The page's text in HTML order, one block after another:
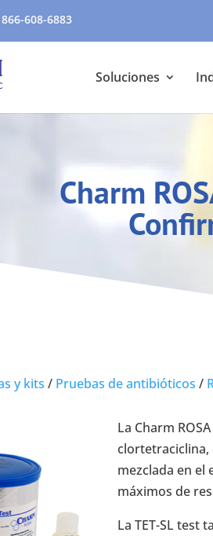
608-6883
Soluciones
Charm
y kits / Pruebas de antibióticos /
La Charm
clortetraciclina,
mezclada en el
máximos de
La TET-SL test